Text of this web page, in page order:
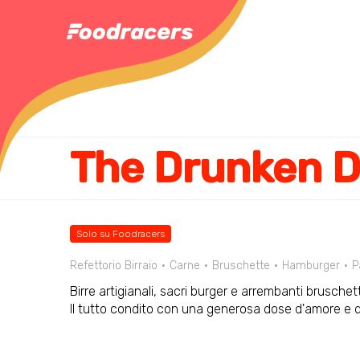
The Drunken
Solo su Foodracers
Refettorio Birraio Carne Bruschette Hamburger
Birre artigianali, sacri burger e arrembanti
Il tutto condito con una generosa dose d'amore e